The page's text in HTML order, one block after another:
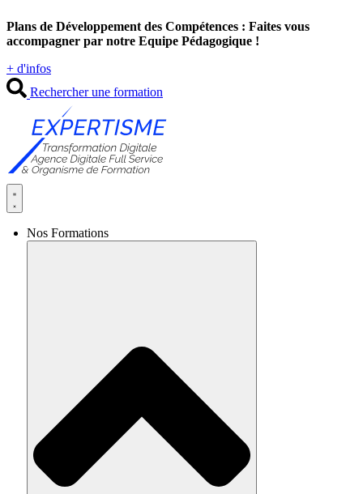
au
contenu
Plans de Développement des Compétences : Faites vous
accompagner par notre Equipe Pédagogique !
+ d'infos
Rechercher une formation
Nos Formations